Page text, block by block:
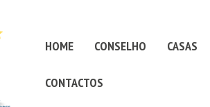
HOME CONSELHO CASAS
CONTACTOS